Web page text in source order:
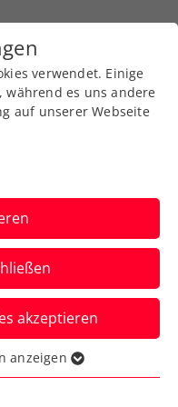
beim
Tirol auch
verwendet. Einige
es uns andere
auf unserer Webseite
akzeptieren
anzeigen